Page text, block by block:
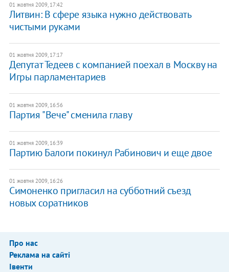
01 жовтня 2009, 17:42
Литвин: В сфере языка нужно действовать
чистыми руками
01 жовтня 2009, 17:17
Депутат Тедеев с компанией поехал в Москву на
Игры парламентариев
01 жовтня 2009, 16:56
Партия "Вече" сменила главу
01 жовтня 2009, 16:39
Партию Балоги покинул Рабинович и еще двое
01 жовтня 2009, 16:26
Симоненко пригласил на субботний съезд
новых соратников
Про нас
Реклама на сайті
Івенти